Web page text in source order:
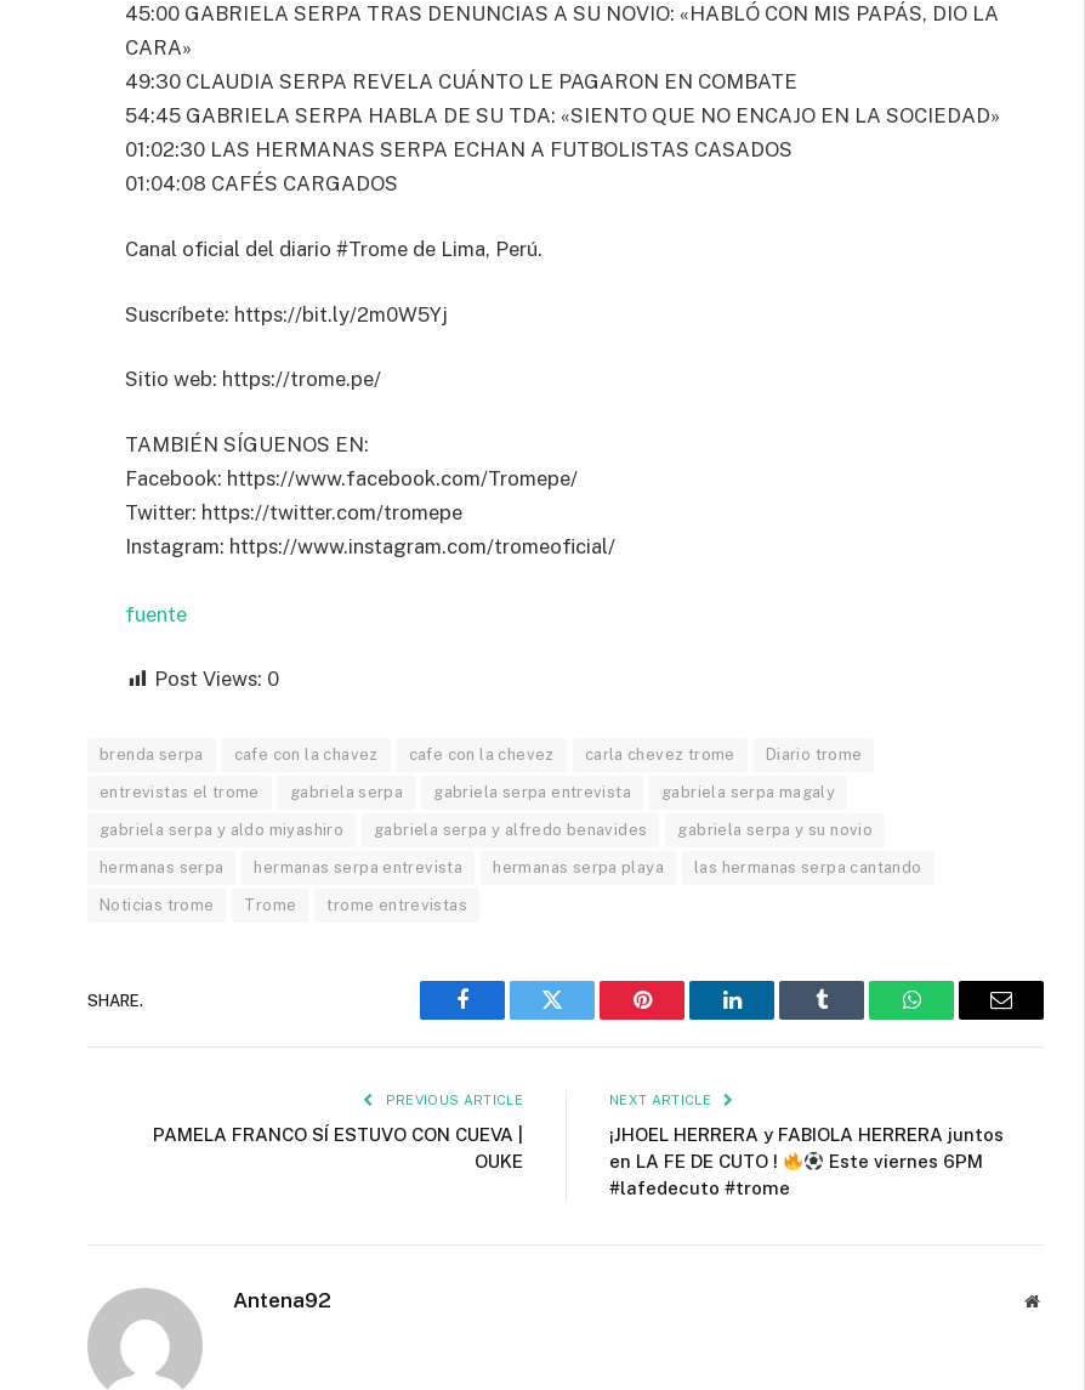
45:00 GABRIELA SERPA TRAS DENUNCIAS A SU NOVIO: «HABLÓ CON MIS PAPÁS, DIO LA
CARA»
49:30 CLAUDIA SERPA REVELA CUÁNTO LE PAGARON EN COMBATE
54:45 GABRIELA SERPA HABLA DE SU TDA: «SIENTO QUE NO ENCAJO EN LA SOCIEDAD»
01:02:30 LAS HERMANAS SERPA ECHAN A FUTBOLISTAS CASADOS
01:04:08 CAFÉS CARGADOS
Canal oficial del diario #Trome de Lima, Perú.
Suscríbete: https://bit.ly/2m0W5Yj
Sitio web: https://trome.pe/
TAMBIÉN SÍGUENOS EN:
Facebook: https://www.facebook.com/Tromepe/
Twitter: https://twitter.com/tromepe
Instagram: https://www.instagram.com/tromeoficial/
fuente
Post Views: 0
brenda serpa cafe con la chavez cafe con la chevez carla chevez trome Diario trome
entrevistas el trome gabriela serpa gabriela serpa entrevista gabriela serpa magaly
gabriela serpa y aldo miyashiro gabriela serpa y alfredo benavides gabriela serpa y su novio
hermanas serpa hermanas serpa entrevista hermanas serpa playa las hermanas serpa cantando
Noticias trome Trome trome entrevistas
SHARE.
Facebook Twitter Pinterest LinkedIn Tumblr WhatsAppEmail
PREVIOUS ARTICLE
PAMELA FRANCO SÍ ESTUVO CON CUEVA |
OUKE
NEXT ARTICLE
¡JHOEL HERRERA y FABIOLA HERRERA juntos
en LA FE DE CUTO !
Este viernes 6PM
#lafedecuto #trome
Antena92 Website